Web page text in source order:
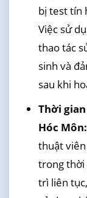
bị test tín
Việc sử
thao tác
sinh và
sau khi
Thời
Hóc Môn:
thuật
trong thời
trì liên